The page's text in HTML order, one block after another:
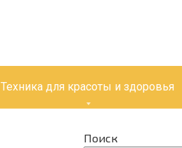
Техника для красоты и здоровья
Поиск